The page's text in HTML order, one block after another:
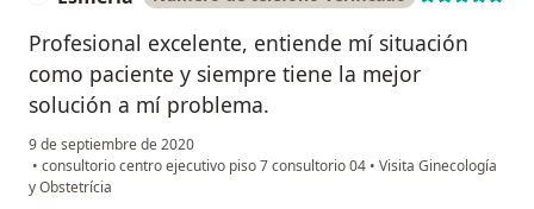
Profesional excelente, entiende mí situación
como paciente y siempre tiene la mejor
solución a mí problema.
9 de septiembre de 2020
• consultorio centro ejecutivo piso 7 consultorio 04 • Visita Ginecología
y Obstetrícia